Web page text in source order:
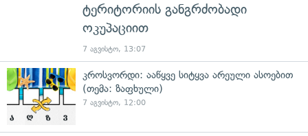
ტერიტორიის განგრძობადი
ოკუპაციით
7 აგვისტო, 13:07
კროსვორდი: ააწყვე სიტყვა არეული ასოებით
(თემა: ზაფხული)
7 აგვისტო, 12:00